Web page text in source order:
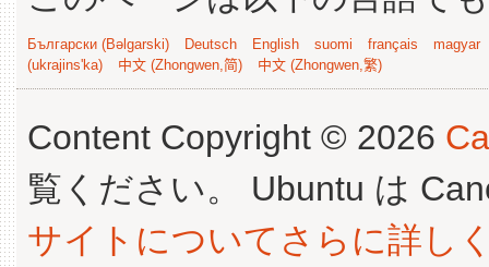
Български (Bəlgarski) Deutsch English suomi français
magyar
(ukrajins'ka)
中文 (Zhongwen,简) 中文 (Zhongwen,繁)
Content Copyright © 2026
覧ください。 Ubuntu は
サイトについてさらに詳し